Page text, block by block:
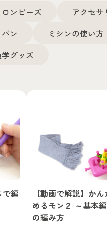
ンビーズ アクセサ
ン ミシンの使い方
グッズ
で編
【動画で解説】か
めるモン２ ～基本
の編み方